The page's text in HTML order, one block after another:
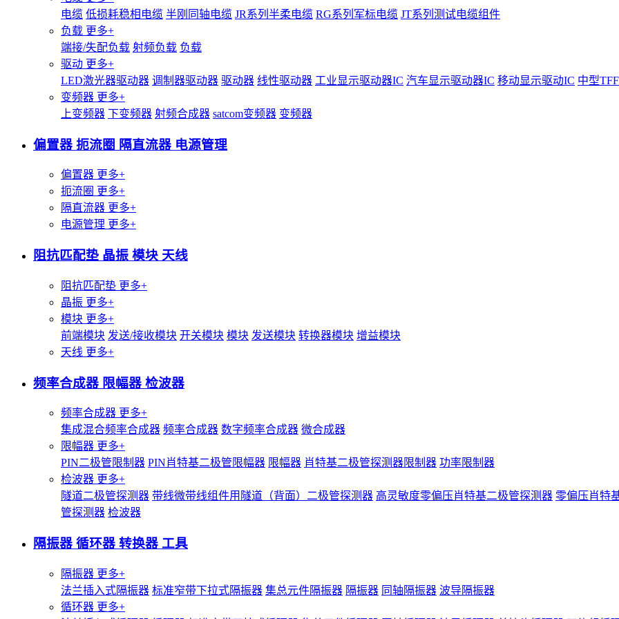
电缆 低损耗稳相电缆 半刚同轴电缆 JR系列半柔电缆 RG系列军标电缆 JT系列测试电缆组件
负载 更多+
端接/失配负载 射频负载 负载
驱动 更多+
LED激光器驱动器 调制器驱动器 驱动器 线性驱动器 工业显示驱动器IC 汽车显示驱动器IC 移动显示驱动IC 中型
变频器 更多+
上变频器 下变频器 射频合成器 satcom变频器 变频器
偏置器 扼流圈 隔直流器 电源管理
偏置器 更多+
扼流圈 更多+
隔直流器 更多+
电源管理 更多+
阻抗匹配垫 晶振 模块 天线
阻抗匹配垫 更多+
晶振 更多+
模块 更多+
前端模块 发送/接收模块 开关模块 模块 发送模块 转换器模块 增益模块
天线 更多+
频率合成器 限幅器 检波器
频率合成器 更多+
集成混合频率合成器 频率合成器 数字频率合成器 微合成器
限幅器 更多+
PIN二极管限制器 PIN肖特基二极管限幅器 限幅器 肖特基二极管探测器限制器 功率限制器
检波器 更多+
隧道二极管探测器 带线微带线组件用隧道（背面）二极管探测器 高灵敏度零偏压肖特基二极管探测器 零偏压肖特
管探测器 检波器
隔振器 循环器 转换器 工具
隔振器 更多+
法兰插入式隔振器 标准窄带下拉式隔振器 集总元件隔振器 隔振器 同轴隔振器 波导隔振器
循环器 更多+